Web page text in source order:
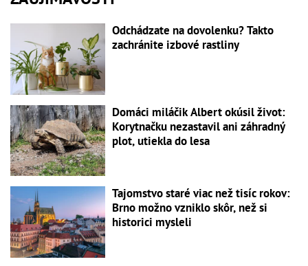
Odchádzate na dovolenku? Takto
zachránite izbové rastliny
Domáci miláčik Albert okúsil život:
Korytnačku nezastavil ani záhradný
plot, utiekla do lesa
Tajomstvo staré viac než tisíc rokov:
Brno možno vzniklo skôr, než si
historici mysleli